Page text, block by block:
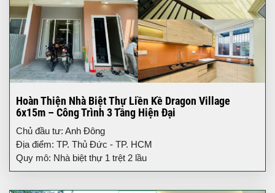
Hoàn Thiện Nhà Biệt Thự Liền Kề Dragon Village
6x15m – Công Trình 3 Tầng Hiện Đại
Chủ đầu tư: Anh Đông
Địa điểm: TP. Thủ Đức - TP. HCM
Quy mô: Nhà biệt thự 1 trệt 2 lầu